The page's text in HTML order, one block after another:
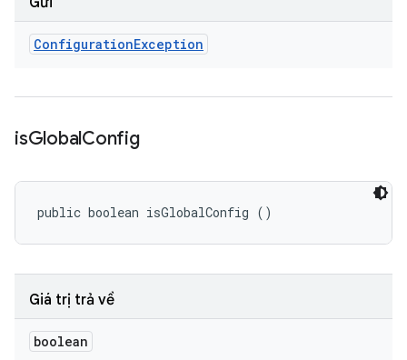
ConfigurationException
isGlobalConfig
public boolean isGlobalConfig ()
Giá trị trả về
boolean